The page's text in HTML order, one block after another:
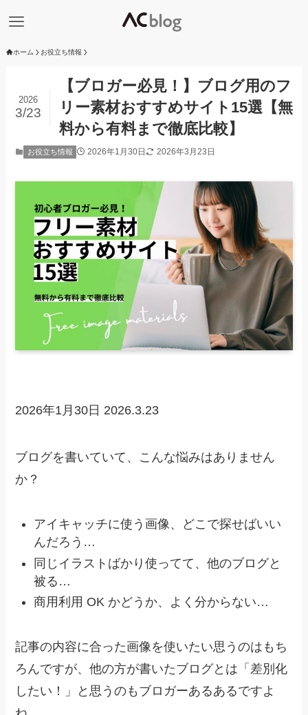
ホーム お役立ち情報
【ブロガー必見！】ブログ用のフ
リー素材おすすめサイト15選【無
料から有料まで徹底比較】
2026
3/23
お役立ち情報 2026年1月30日 2026年3月23日
2026年1月30日 2026.3.23
ブログを書いていて、こんな悩みはありません
か？
アイキャッチに使う画像、どこで探せばいい
んだろう…
同じイラストばかり使ってて、他のブログと
被る…
商用利用 OK かどうか、よく分からない…
記事の内容に合った画像を使いたい思うのはもち
ろんですが、他の方が書いたブログとは「差別化
したい！」と思うのもブロガーあるあるですよ